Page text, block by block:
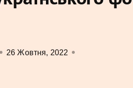
26 Жовтня, 2022